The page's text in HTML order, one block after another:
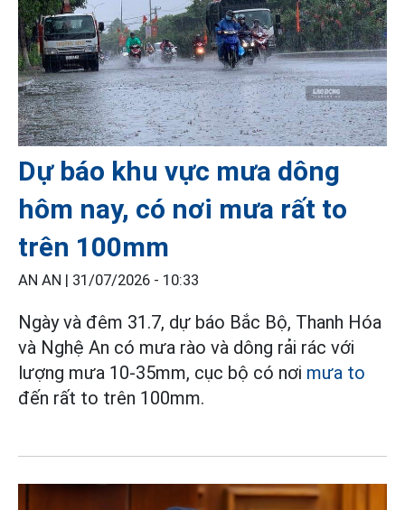
Dự báo khu vực mưa dông
hôm nay, có nơi mưa rất to
trên 100mm
AN AN | 31/07/2026 - 10:33
Ngày và đêm 31.7, dự báo Bắc Bộ, Thanh Hóa
và Nghệ An có mưa rào và dông rải rác với
lượng mưa 10-35mm, cục bộ có nơi mưa to
đến rất to trên 100mm.